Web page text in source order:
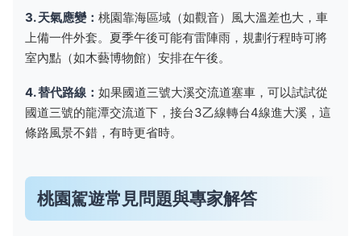
3. 天氣應變： 桃園靠海區域（如觀音）風大溫差也大，車
上備一件外套。夏季午後可能有雷陣雨，規劃行程時可將
室內點（如木藝博物館）安排在午後。
4. 替代路線： 如果國道三號大溪交流道塞車，可以試試從
國道三號的龍潭交流道下，接台3乙線轉台4線進大溪，這
條路風景不錯，有時更省時。
桃園駕遊常見問題與專家解答